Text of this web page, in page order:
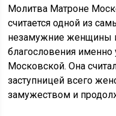
Молитва Матроне
считается одной из
незамужние женщины
благословения
Московской. Она
заступницей всего
замужеством и